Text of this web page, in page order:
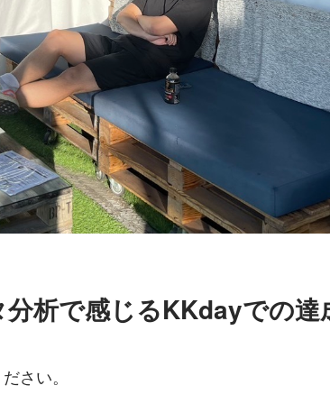
析で感じるKKdayでの達
さい。